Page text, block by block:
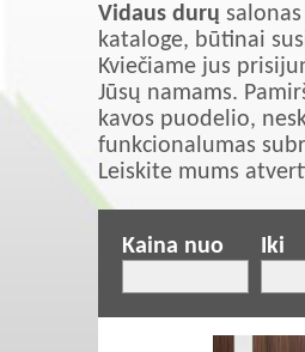
Vidaus durų
kataloge, būtinai
Kviečiame jus
Jūsų namams.
kavos puodelio,
funkcionalumas
Leiskite mums
Kaina nuo Iki